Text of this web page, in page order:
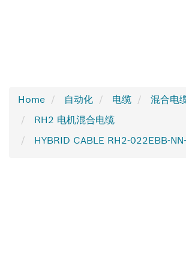
Home 自动化 电缆
混合电
RH2 电机混合电缆
HYBRID CABLE RH2-022EBB-